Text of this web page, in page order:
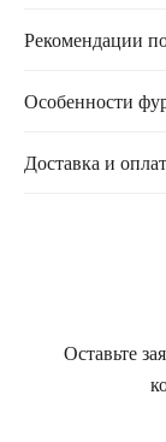
Рекомендации
Особенности
Доставка и
Оставьте